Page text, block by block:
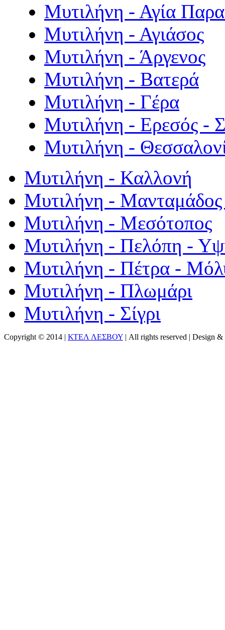
Μυτιλήνη - Αγία
Μυτιλήνη - Αγιάσος
Μυτιλήνη - Άργενος
Μυτιλήνη - Βατερά
Μυτιλήνη - Γέρα
Μυτιλήνη - Ερεσός -
Μυτιλήνη -
Μυτιλήνη - Καλλονή
Μυτιλήνη - Μανταμάδος
Μυτιλήνη - Μεσότοπος
Μυτιλήνη - Πελόπη -
Μυτιλήνη - Πέτρα -
Μυτιλήνη - Πλωμάρι
Μυτιλήνη - Σίγρι
Copyright © 2014 | ΚΤΕΛ ΛΕΣΒΟΥ | All rights reserved | Design &